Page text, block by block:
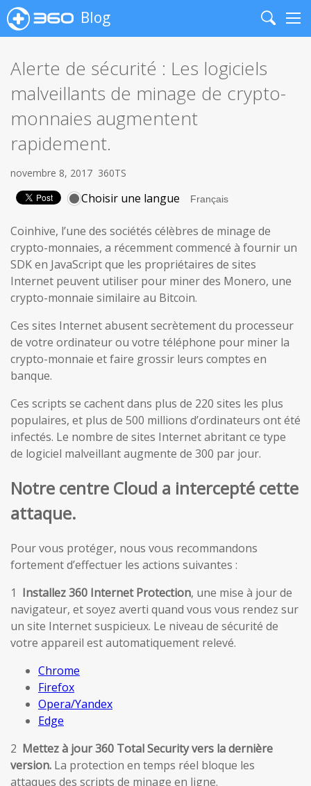
Blog
Search
Alerte de sécurité : Les logiciels
malveillants de minage de crypto-
monnaies augmentent
rapidement.
novembre 8, 2017 360TS
Choisir une langue
Coinhive, l’une des sociétés célèbres de minage de
crypto-monnaies, a récemment commencé à fournir un
SDK en JavaScript que les propriétaires de sites
Internet peuvent utiliser pour miner des Monero, une
crypto-monnaie similaire au Bitcoin.
Ces sites Internet abusent secrètement du processeur
de votre ordinateur ou votre téléphone pour miner la
crypto-monnaie et faire grossir leurs comptes en
banque.
Ces scripts se cachent dans plus de 220 sites les plus
populaires, et plus de 500 millions d’ordinateurs ont été
infectés. Le nombre de sites Internet abritant ce type
de logiciel malveillant augmente de 300 par jour.
Notre centre Cloud a intercepté cette
attaque.
Pour vous protéger, nous vous recommandons
fortement d’effectuer les actions suivantes :
1 Installez 360 Internet Protection, une mise à jour de
navigateur, et soyez averti quand vous vous rendez sur
un site Internet suspicieux. Le niveau de sécurité de
votre appareil est automatiquement relevé.
Chrome
Firefox
Opera/Yandex
Edge
2 Mettez à jour 360 Total Security vers la dernière
version. La protection en temps réel bloque les
attaques des scripts de minage en ligne.